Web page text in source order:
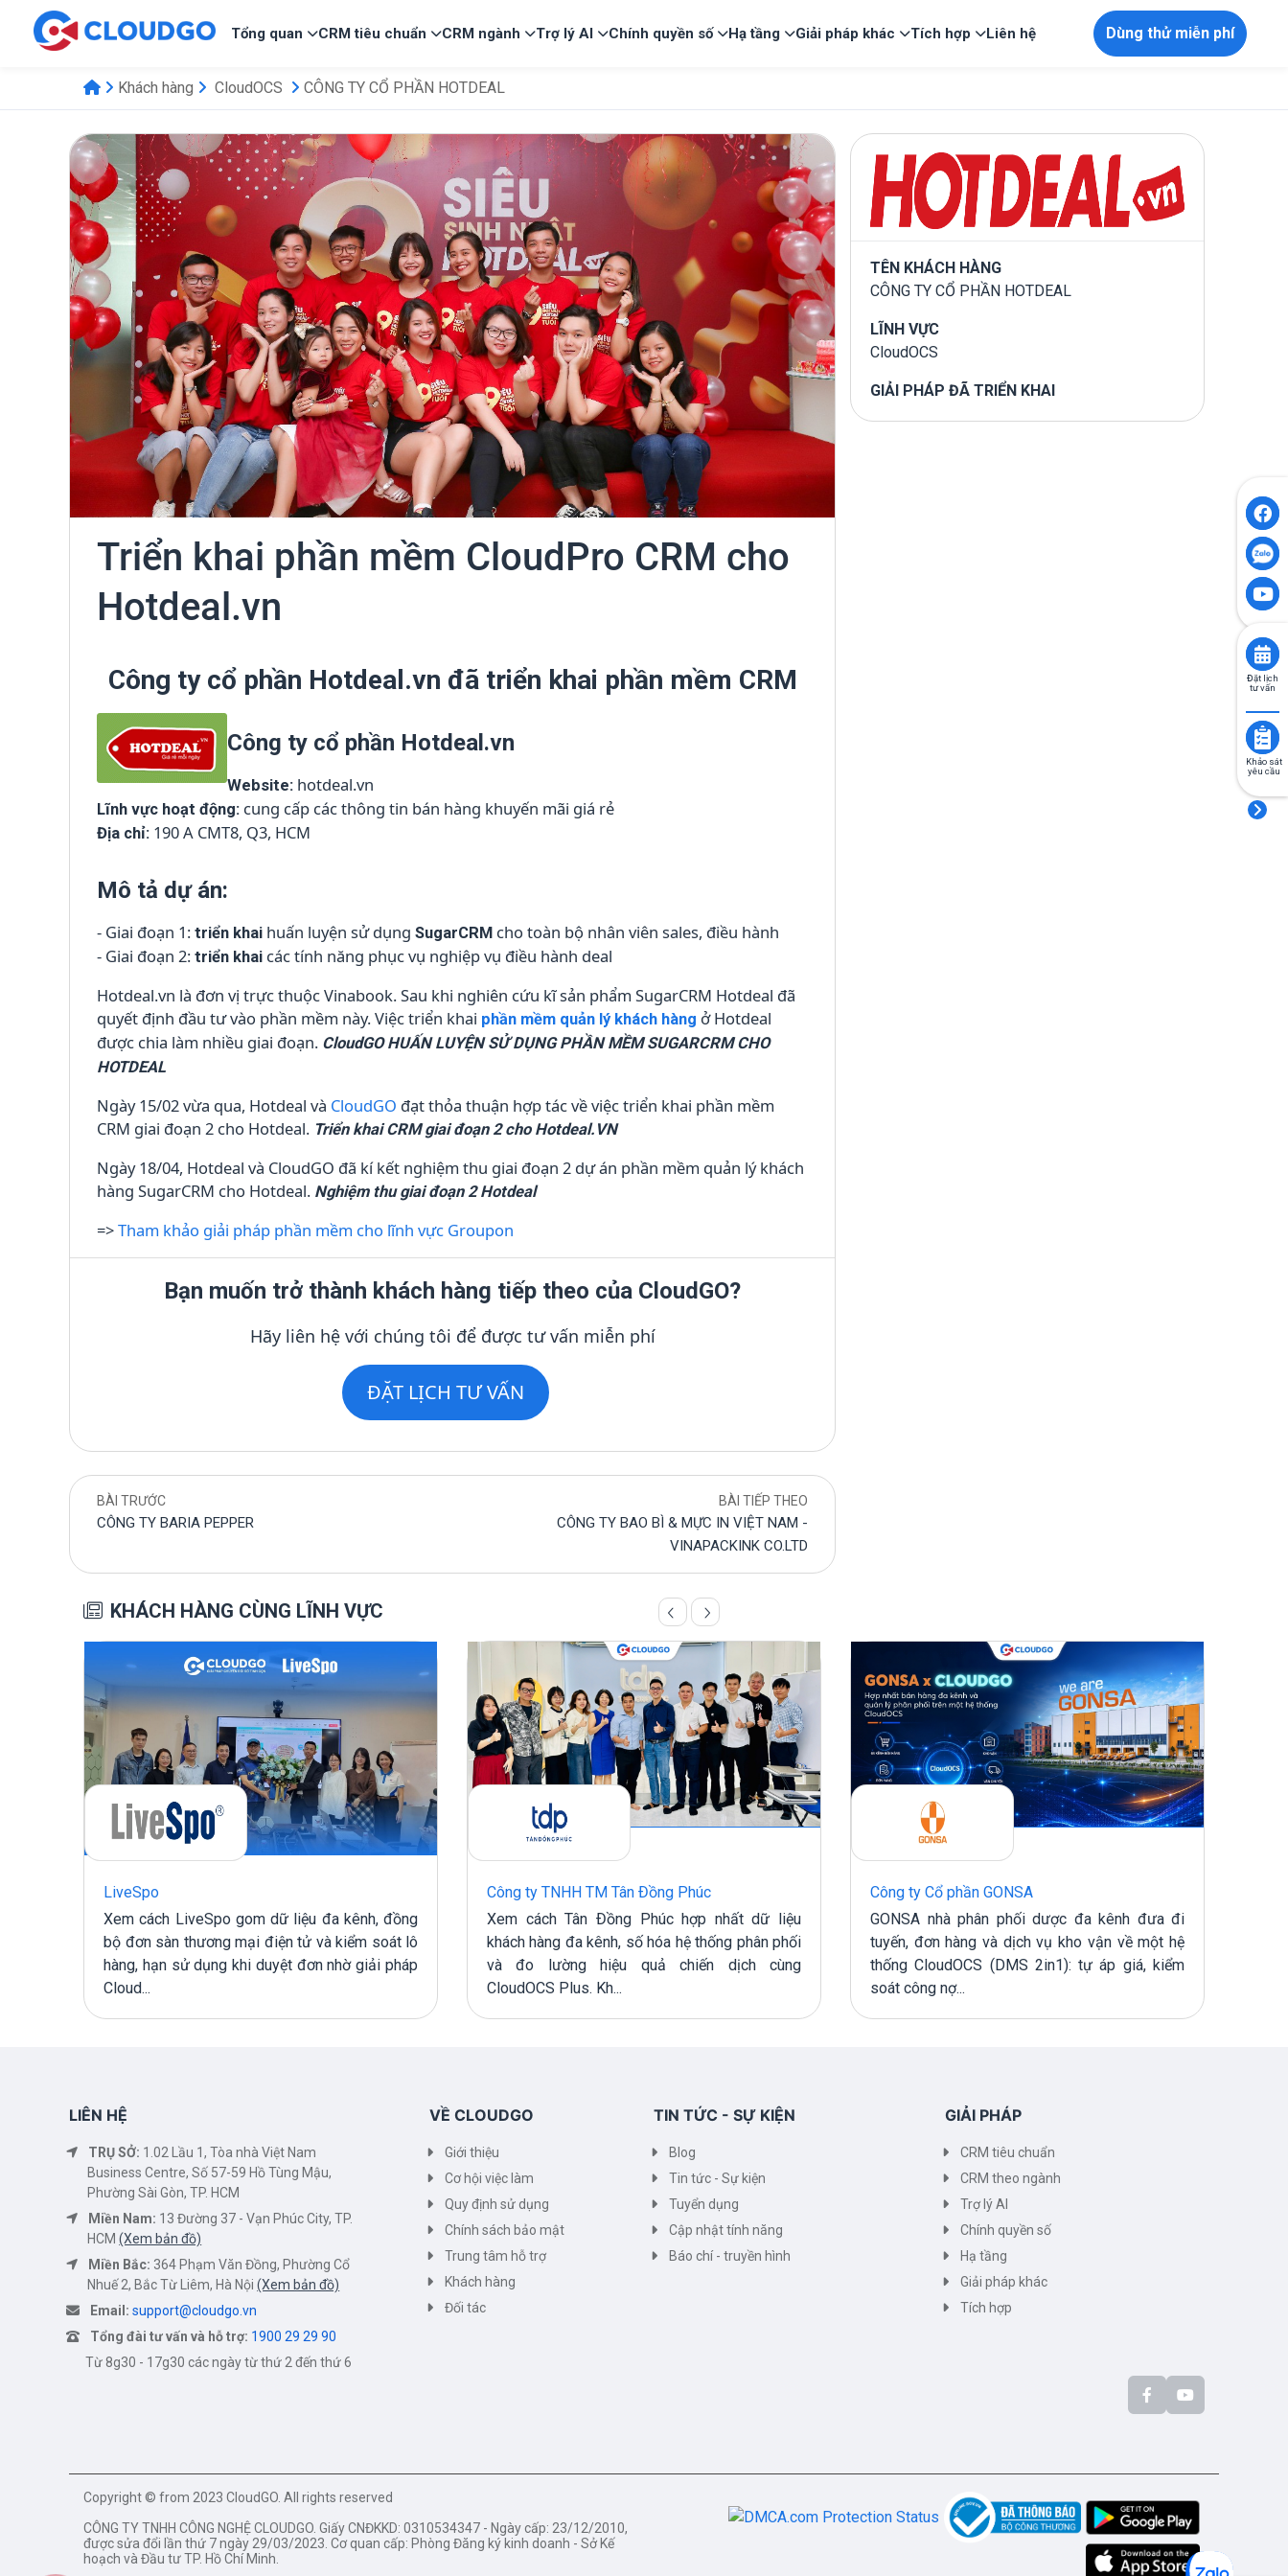
Tổng quan CRM tiêu chuẩn CRM ngành Trợ lý AI Chính quyền số Hạ tầng Giải pháp khác Tích hợp Liên hệ Dùng thử miễn phí
Khách hàng CloudOCS CÔNG TY CỔ PHẦN HOTDEAL
Triển khai phần mềm CloudPro CRM cho
Hotdeal.vn
Công ty cổ phần Hotdeal.vn đã triển khai phần mềm CRM
Công ty cổ phần Hotdeal.vn
Website: hotdeal.vn
Lĩnh vực hoạt động: cung cấp các thông tin bán hàng khuyến mãi giá rẻ
Địa chỉ: 190 A CMT8, Q3, HCM
Mô tả dự án:
- Giai đoạn 1: triển khai huấn luyện sử dụng SugarCRM cho toàn bộ nhân viên sales, điều hành
- Giai đoạn 2: triển khai các tính năng phục vụ nghiệp vụ điều hành deal
Hotdeal.vn là đơn vị trực thuộc Vinabook. Sau khi nghiên cứu kĩ sản phẩm SugarCRM Hotdeal đã
quyết định đầu tư vào phần mềm này. Việc triển khai phần mềm quản lý khách hàng ở Hotdeal
được chia làm nhiều giai đoạn. CloudGO HUẤN LUYỆN SỬ DỤNG PHẦN MỀM SUGARCRM CHO
HOTDEAL
Ngày 15/02 vừa qua, Hotdeal và CloudGO đạt thỏa thuận hợp tác về việc triển khai phần mềm
CRM giai đoạn 2 cho Hotdeal. Triển khai CRM giai đoạn 2 cho Hotdeal.VN
Ngày 18/04, Hotdeal và CloudGO đã kí kết nghiệm thu giai đoạn 2 dự án phần mềm quản lý khách
hàng SugarCRM cho Hotdeal. Nghiệm thu giai đoạn 2 Hotdeal
=>Tham khảo giải pháp phần mềm cho lĩnh vực Groupon
Bạn muốn trở thành khách hàng tiếp theo của CloudGO?
Hãy liên hệ với chúng tôi để được tư vấn miễn phí
ĐẶT LỊCH TƯ VẤN
BÀI TRƯỚC
CÔNG TY BARIA PEPPER
BÀI TIẾP THEO
CÔNG TY BAO BÌ & MỰC IN VIỆT NAM -
VINAPACKINK CO.LTD
TÊN KHÁCH HÀNG
CÔNG TY CỔ PHẦN HOTDEAL
LĨNH VỰC
CloudOCS
GIẢI PHÁP ĐÃ TRIỂN KHAI
KHÁCH HÀNG CÙNG LĨNH VỰC
LiveSpo
Xem cách LiveSpo gom dữ liệu đa kênh, đồng
bộ đơn sàn thương mại điện tử và kiểm soát lô
hàng, hạn sử dụng khi duyệt đơn nhờ giải pháp
Cloud...
Công ty TNHH TM Tân Đồng Phúc
Xem cách Tân Đồng Phúc hợp nhất dữ liệu
khách hàng đa kênh, số hóa hệ thống phân phối
và đo lường hiệu quả chiến dịch cùng
CloudOCS Plus. Kh...
Công ty Cổ phần GONSA
GONSA nhà phân phối dược đa kênh đưa đi
tuyến, đơn hàng và dịch vụ kho vận về một hệ
thống CloudOCS (DMS 2in1): tự áp giá, kiểm
soát công nợ...
Đặt lịch
tư vấn
Khảo sát
yêu cầu
LIÊN HỆ
TRỤ SỞ: 1.02 Lầu 1, Tòa nhà Việt Nam
Business Centre, Số 57-59 Hồ Tùng Mậu,
Phường Sài Gòn, TP. HCM
Miền Nam: 13 Đường 37 - Vạn Phúc City, TP.
HCM(Xem bản đồ)
Miền Bắc: 364 Phạm Văn Đồng, Phường Cổ
Nhuế 2, Bắc Từ Liêm, Hà Nội(Xem bản đồ)
Email: support@cloudgo.vn
Tổng đài tư vấn và hỗ trợ: 1900 29 29 90
Từ 8g30 - 17g30 các ngày từ thứ 2 đến thứ 6
VỀ CLOUDGO
Giới thiệu
Cơ hội việc làm
Quy định sử dụng
Chính sách bảo mật
Trung tâm hỗ trợ
Khách hàng
Đối tác
TIN TỨC - SỰ KIỆN
Blog
Tin tức - Sự kiện
Tuyển dụng
Cập nhật tính năng
Báo chí - truyền hình
GIẢI PHÁP
CRM tiêu chuẩn
CRM theo ngành
Trợ lý AI
Chính quyền số
Hạ tầng
Giải pháp khác
Tích hợp
Copyright © from 2023 CloudGO. All rights reserved
CÔNG TY TNHH CÔNG NGHỆ CLOUDGO. Giấy CNĐKKD: 0310534347 - Ngày cấp: 23/12/2010,
được sửa đổi lần thứ 7 ngày 29/03/2023. Cơ quan cấp: Phòng Đăng ký kinh doanh - Sở Kế
hoạch và Đầu tư TP. Hồ Chí Minh.